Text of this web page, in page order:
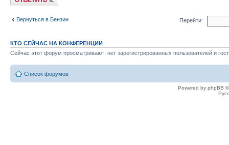
Вернуться в Бензин Перейти:
КТО СЕЙЧАС НА КОНФЕРЕНЦИИ
Сейчас этот форум просматривают: нет зарегистрированных пользователей и
Список форумов
Powered by phpBB